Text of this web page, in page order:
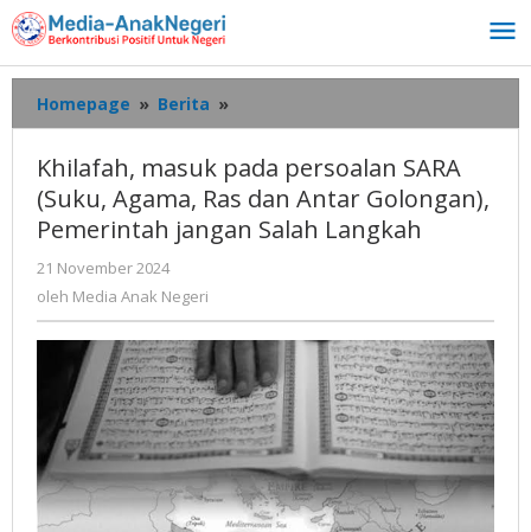
Lewati
ke
konten
Homepage » Berita »
masuk
persoalan
SARA
(Suku,
Antar
Golongan),
Pemerintah
jangan
Salah
Langkah
Khilafah, masuk pada persoalan SARA
(Suku, Agama, Ras dan Antar Golongan),
Pemerintah jangan Salah Langkah
21 November 2024
Media
Anak
oleh Media Anak Negeri